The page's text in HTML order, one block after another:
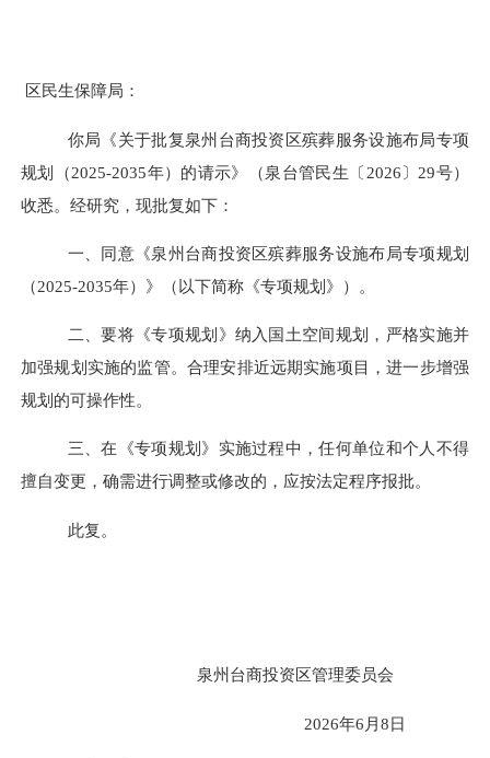
区民生保障局：
你局《关于批复泉州台商投资区殡葬服务设施布局专项
规划（2025-2035年）的请示》（泉台管民生 〔 2026〕 29号）
收悉。经研究，现批复如下：
一、同意《泉州台商投资区殡葬服务设施布局专项规划
（2025-2035年）》（以下简称《专项规划》）。
二、要将《专项规划》纳入国土空间规划，严格实施并
加强规划实施的监管。合理安排近远期实施项目，进一步增强
规划的可操作性。
三、在《专项规划》实施过程中，任何单位和个人不得
擅自变更，确需进行调整或修改的，应按法定程序报批。
此复。
泉州台商投资区管理委员会
2026年6 月8日